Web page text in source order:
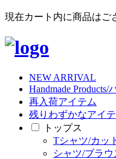
現在カート内に商品はご
NEW ARRIVAL
Handmade
再入荷アイテム
残りわずかなアイ
トップス
Tシャツ/カッ
シャツ/ブラウ